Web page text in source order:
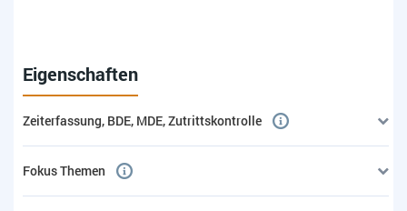
Eigenschaften
Zeiterfassung, BDE, MDE, Zutrittskontrolle
Fokus Themen